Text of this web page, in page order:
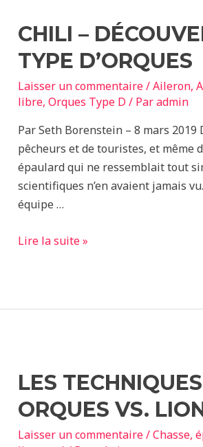
CHILI –
TYPE D’ORQUES
Laisser un commentaire/Aileron,
libre, Orques Type D / Paradmin
Par Seth Borenstein – 8 mars
pêcheurs et de touristes, et même
épaulard qui ne ressemblait tout
scientifiques n’en avaient jamais
équipe …
Chili
nouveau
Lire la suite »
LES
ORQUES VS.
Laisser un commentaire/Chasse,